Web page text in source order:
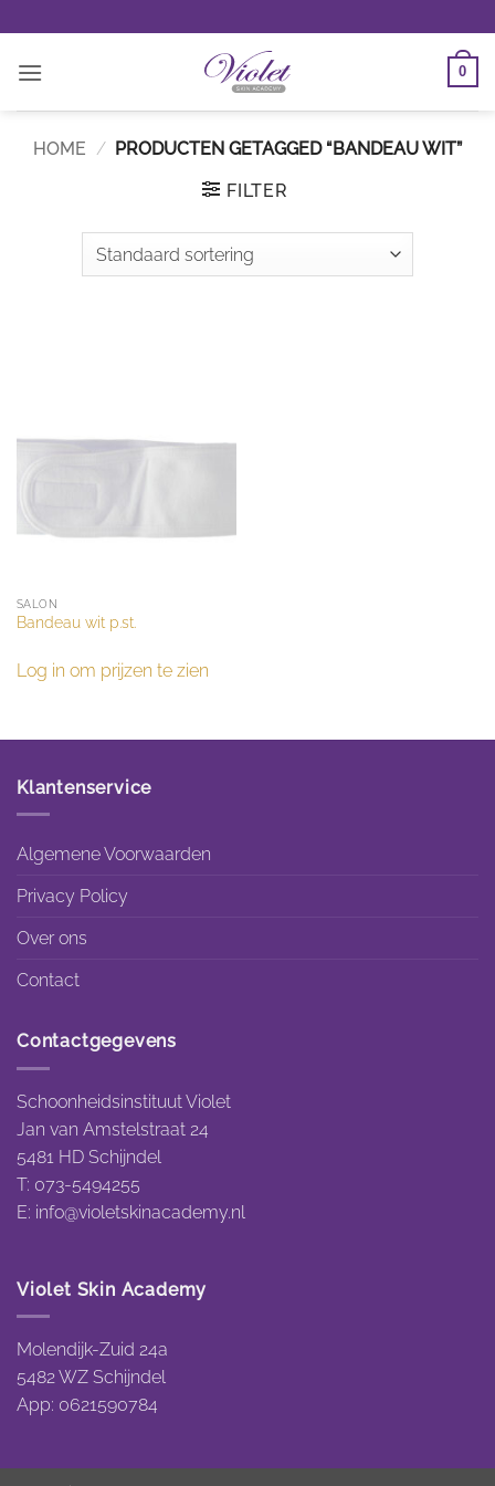
naar
inhoud
0
HOME / PRODUCTEN GETAGGED “BANDEAU WIT”
FILTER
SALON
Bandeau wit p.st.
Log in om prijzen te zien
Klantenservice
Algemene Voorwaarden
Privacy Policy
Over ons
Contact
Contactgegevens
Schoonheidsinstituut Violet
Jan van Amstelstraat 24
5481 HD Schijndel
T: 073-5494255
E: info@violetskinacademy.nl
Violet Skin Academy
Molendijk-Zuid 24a
5482 WZ Schijndel
App: 0621590784